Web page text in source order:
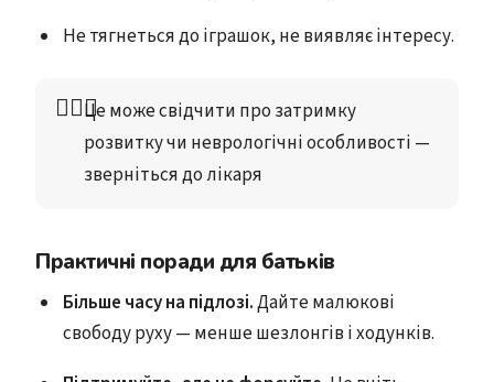
Не тягнеться до іграшок, не виявляє інтересу.
👩🏻‍⚕️Це може свідчити про затримку
розвитку чи неврологічні особливості —
зверніться до лікаря
Практичні поради для батьків
Більше часу на підлозі.Дайте малюкові
свободу руху — менше шезлонгів і ходунків.